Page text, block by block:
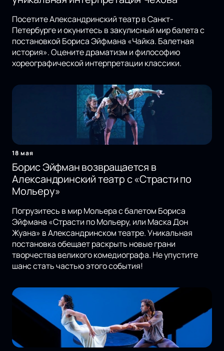
Посетите Александринский театр в Санкт-
Петербурге и окунитесь в закулисный мир балета с
постановкой Бориса Эйфмана «Чайка. Балетная
история». Оцените драматизм и философию
хореографической интерпретации классики.
18 мая
Борис Эйфман возвращается в
Александринский театр с «Страсти по
Мольеру»
Погрузитесь в мир Мольера с балетом Бориса
Эйфмана «Страсти по Мольеру, или Маска Дон
Жуана» в Александринском театре. Уникальная
постановка обещает раскрыть новые грани
творчества великого комедиографа. Не упустите
шанс стать частью этого события!